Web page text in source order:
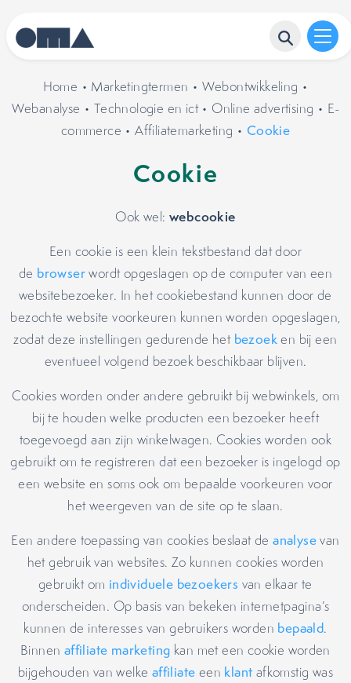
Home • Marketingtermen • Webontwikkeling •
Webanalyse • Technologie en ict• Online advertising • E-
commerce •Affiliatemarketing • Cookie
Cookie
Ook wel: webcookie
Een cookie is een klein tekstbestand dat door
de browserwordt opgeslagen op de computer van een
websitebezoeker. In het cookiebestand kunnen door de
bezochte website voorkeuren kunnen worden opgeslagen,
zodat deze instellingen gedurende het bezoeken bij een
eventueel volgend bezoek beschikbaar blijven.
Cookies worden onder andere gebruikt bij webwinkels, om
bij te houden welke producten een bezoeker heeft
toegevoegd aan zijn winkelwagen. Cookies worden ook
gebruikt om te registreren dat een bezoeker is ingelogd op
een website en soms ook om bepaalde voorkeuren voor
het weergeven van de site op te slaan.
Een andere toepassing van cookies beslaat deanalysevan
het gebruik van websites. Zo kunnen cookies worden
gebruikt om individuele bezoekers van elkaar te
onderscheiden. Op basis van bekeken internetpagina’s
kunnen de interesses van gebruikers worden bepaald.
Binnen affiliate marketing kan met een cookie worden
bijgehouden van welke affiliate een klant afkomstig was